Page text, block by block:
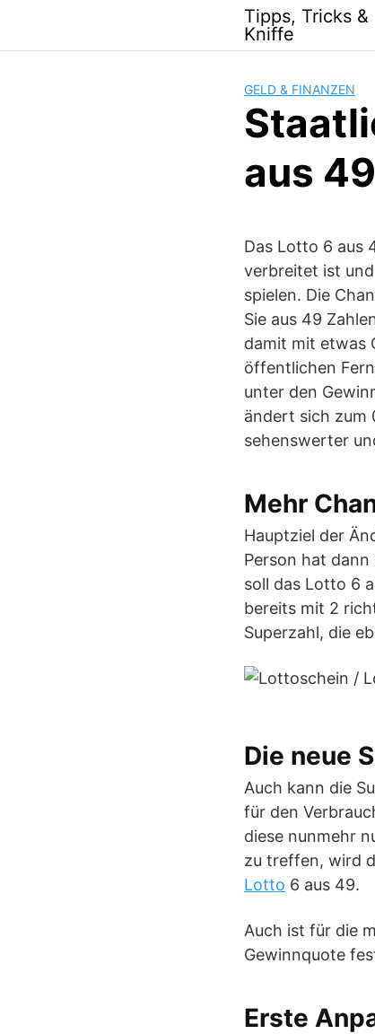
content
Tipps, Tricks &
Kniffe
GELD & FINANZEN
aus 49
Das Lotto 6 aus
verbreitet ist
spielen. Die
Sie aus 49
damit mit etwas
öffentlichen
unter den
ändert sich zum
sehenswerter
Mehr
Hauptziel der
Person hat
soll das Lotto 6
bereits mit 2
Superzahl, die
Die neue
Auch kann die
für den
diese nunmehr
zu treffen, wird
Lotto 6 aus 49.
Auch ist für die
Gewinnquote
Erste